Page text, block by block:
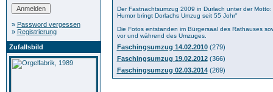
» Password vergessen
» Registrierung
Zufallsbild
Der Fastnachtsumzug 2009 in Durlach unter der
Humor bringt Dorlachs Umzug seit 55 Johr"
Die Fotos entstanden im Bürgersaal des Rathauses
vor und während des Umzuges.
Faschingsumzug 14.02.2010(279)
Faschingsumzug 19.02.2012(366)
Faschingsumzug 02.03.2014(269)